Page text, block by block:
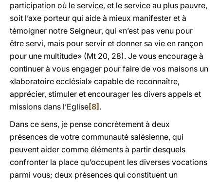
participation où le service, et le service au plus pauvre,
soit l’axe porteur qui aide à mieux manifester et à
témoigner notre Seigneur, qui «n’est pas venu pour
être servi, mais pour servir et donner sa vie en rançon
pour une multitude» (Mt 20, 28). Je vous encourage à
continuer à vous engager pour faire de vos maisons un
«laboratoire ecclésial» capable de reconnaître,
apprécier, stimuler et encourager les divers appels et
missions dans l’Eglise[8] .
Dans ce sens, je pense concrètement à deux
présences de votre communauté salésienne, qui
peuvent aider comme éléments à partir desquels
confronter la place qu’occupent les diverses vocations
parmi vous; deux présences qui constituent un